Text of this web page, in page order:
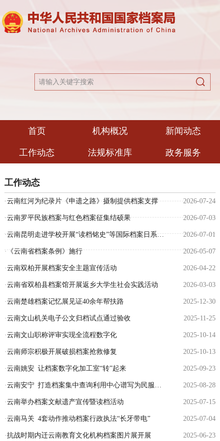
首页 机构概况 新闻动态
工作动态 法规标准库 政务服务
工作动态
2026-07-24
·云南红河为纪录片《申遗之路》摄制提供档案支撑
2026-07-03
·云南罗平民族档案与红色档案征集结硕果
2026-07-01
· 云南昆明走进学校开展“读档铭史”等国际档案日系列活动
2026-05-07
·《云南省档案条例》施行
2026-04-22
·云南双柏开展档案安全主题宣传活动
2026-03-03
·云南省双柏县档案馆开展返乡大学生社会实践活动
2025-12-30
·云南楚雄档案记忆展见证40余年帮扶路
2025-11-25
·云南文山机关电子公文归档试点通过验收
2025-10-14
·云南文山职称评审实现全流程数字化
2025-10-13
·云南师宗积极开展破损档案抢救修复
2025-09-23
·云南姚安 让档案数字化加工室“转”起来
2025-08-28
·
2025-07-15
·云南举办档案文献遗产宣传暨读档活动
2025-07-04
·云南马关 4套动作推动档案行政执法“长牙带电”
2025-06-23
·抗战时期内迁云南教育文化机构档案图片展开展